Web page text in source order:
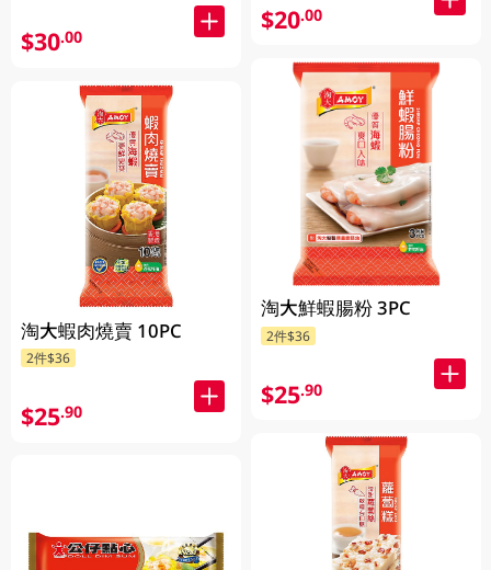
$30.00
淘大蝦肉燒賣 10PC
2件$36
$25.90
$20.00
淘大鮮蝦腸粉 3PC
2件$36
$25.90